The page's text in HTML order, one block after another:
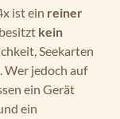
ist ein reiner
kein
Seekarten
Wer jedoch auf
ein Gerät
ein